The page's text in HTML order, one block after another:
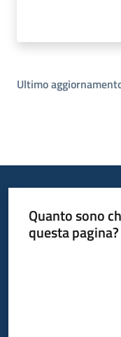
Ultimo
Quanto sono
questa pagina?